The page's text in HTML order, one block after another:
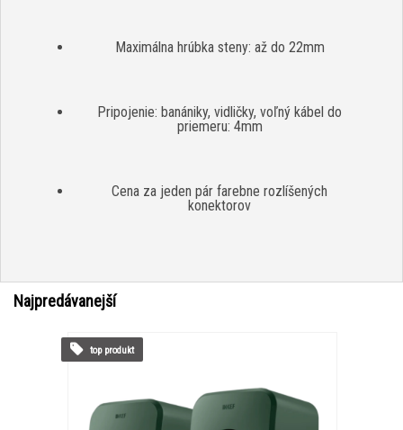
Maximálna hrúbka steny: až do 22mm
Pripojenie: banániky, vidličky, voľný kábel do
priemeru: 4mm
Cena za jeden pár farebne rozlíšených
konektorov
Najpredávanejší
top produkt